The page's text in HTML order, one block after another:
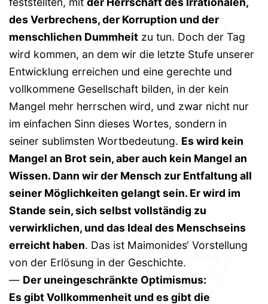
des Verbrechens, der Korruption und der
menschlichen Dummheit zu tun. Doch der Tag
wird kommen, an dem wir die letzte Stufe unserer
Entwicklung erreichen und eine gerechte und
vollkommene Gesellschaft bilden, in der kein
Mangel mehr herrschen wird, und zwar nicht nur
im einfachen Sinn dieses Wortes, sondern in
seiner sublimsten Wortbedeutung. Es wird kein
Mangel an Brot sein, aber auch kein Mangel an
Wissen. Dann wir der Mensch zur Entfaltung all
seiner Möglichkeiten gelangt sein. Er wird im
Stande sein, sich selbst vollständig zu
verwirklichen, und das Ideal des Menschseins
erreicht haben. Das ist Maimonides‘ Vorstellung
von der Erlösung in der Geschichte.
— Der uneingeschränkte Optimismus:
Es gibt Vollkommenheit und es gibt die